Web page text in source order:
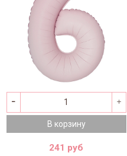
В корзину
241 руб